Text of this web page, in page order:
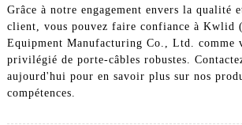
Grâce à notre engagement envers la qualité
client, vous pouvez faire confiance à Kwlid
Equipment Manufacturing Co., Ltd. comme
privilégié de porte-câbles robustes.
aujourd'hui pour en savoir plus sur nos
compétences.